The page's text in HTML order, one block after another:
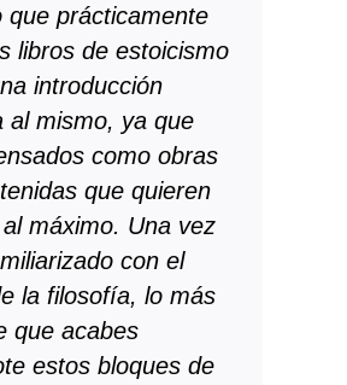
que prácticamente
libros de estoicismo
introducción
al mismo, ya que
como obras
que quieren
máximo. Una vez
con el
la filosofía, lo más
que acabes
estos bloques de